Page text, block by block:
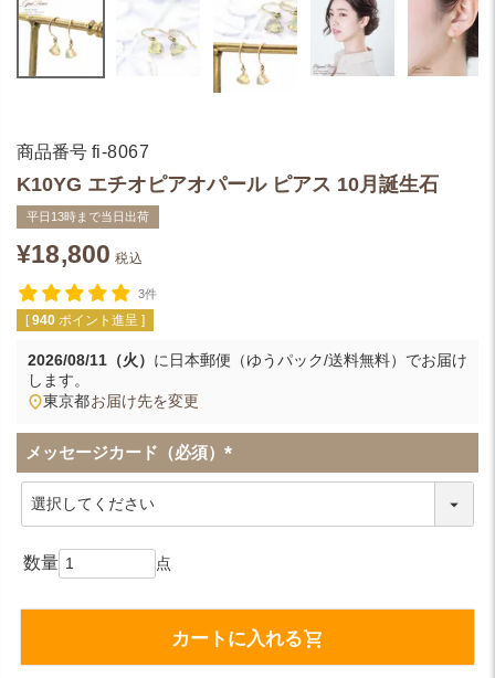
商品番号 fi-8067
K10YG エチオピアオパール ピアス 10月誕生石
平日13時まで当日出荷
¥18,800 税込
3件
[ 940 ポイント進呈 ]
2026/08/11（火） に 日本郵便（ゆうパック/送料無料） でお届け
します。
東京都お届け先を変更
メッセージカード（必須）
(
カートに入れる